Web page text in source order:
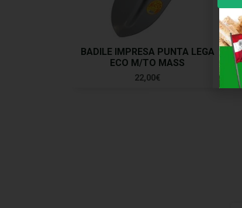
BADILE IMPRESA PUNTA LEGA
ECO M/TO MASS
22,00€